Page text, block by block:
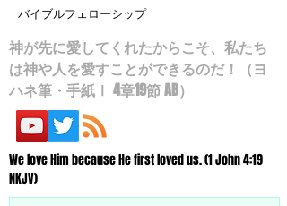
バイブルフェローシップ
神が先に愛してくれたからこそ、私たち
は神や人を愛すことができるのだ！（ヨ
ハネ筆・手紙Ⅰ 4章19節 AB）
We love Him because He first loved us. (1 John 4:19
NKJV)